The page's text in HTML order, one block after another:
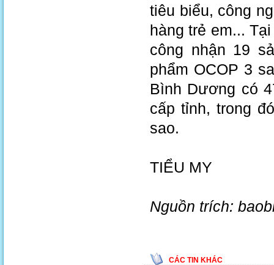
tiêu biểu, công
hàng trẻ em...
công nhận 19
phẩm OCOP 3
Bình Dương có
cấp tỉnh, trong
sao.
TIỂU MY
Nguồn trích:
CÁC TIN KHÁC